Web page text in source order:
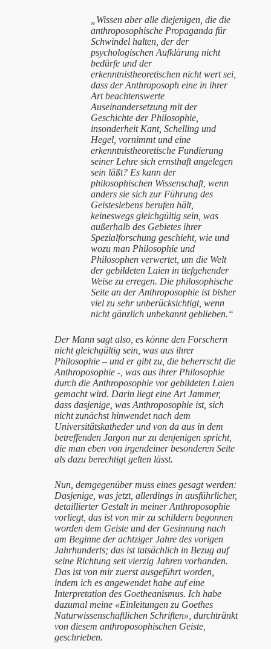
„Wissen aber alle diejenigen, die die
anthroposophische Propaganda für
Schwindel halten, der der
psychologischen Aufklärung nicht
bedürfe und der
erkenntnistheoretischen nicht wert sei,
dass der Anthroposoph eine in ihrer
Art beachtenswerte
Auseinandersetzung mit der
Geschichte der Philosophie,
insonderheit Kant, Schelling und
Hegel, vornimmt und eine
erkenntnistheoretische Fundierung
seiner Lehre sich ernsthaft angelegen
sein läßt? Es kann der
philosophischen Wissenschaft, wenn
anders sie sich zur Führung des
Geisteslebens berufen hält,
keineswegs gleichgültig sein, was
außerhalb des Gebietes ihrer
Spezialforschung geschieht, wie und
wozu man Philosophie und
Philosophen verwertet, um die Welt
der gebildeten Laien in tiefgehender
Weise zu erregen. Die philosophische
Seite an der Anthroposophie ist bisher
viel zu sehr unberücksichtigt, wenn
nicht gänzlich unbekannt geblieben.“
Der Mann sagt also, es könne den Forschern
nicht gleichgültig sein, was aus ihrer
Philosophie – und er gibt zu, die beherrscht die
Anthroposophie -, was aus ihrer Philosophie
durch die Anthroposophie vor gebildeten Laien
gemacht wird. Darin liegt eine Art Jammer,
dass dasjenige, was Anthroposophie ist, sich
nicht zunächst hinwendet nach dem
Universitätskatheder und von da aus in dem
betreffenden Jargon nur zu denjenigen spricht,
die man eben von irgendeiner besonderen Seite
als dazu berechtigt gelten lässt.
Nun, demgegenüber muss eines gesagt werden:
Dasjenige, was jetzt, allerdings in ausführlicher,
detaillierter Gestalt in meiner Anthroposophie
vorliegt, das ist von mir zu schildern begonnen
worden dem Geiste und der Gesinnung nach
am Beginne der achtziger Jahre des vorigen
Jahrhunderts; das ist tatsächlich in Bezug auf
seine Richtung seit vierzig Jahren vorhanden.
Das ist von mir zuerst ausgeführt worden,
indem ich es angewendet habe auf eine
Interpretation des Goetheanismus. Ich habe
dazumal meine «Einleitungen zu Goethes
Naturwissenschaftlichen Schriften», durchtränkt
von diesem anthroposophischen Geiste,
geschrieben.